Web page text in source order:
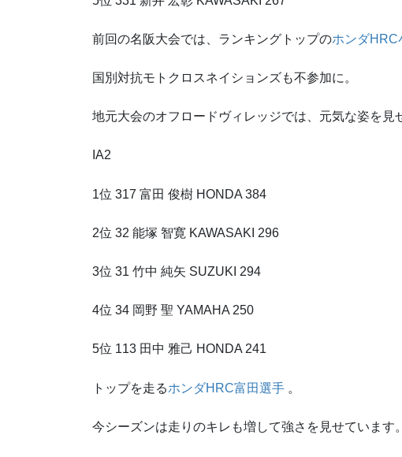
前回の名阪大会では、ランキングトップのホンダHRC
国別対抗モトクロスネイションズも不参加に。
地元大会のオフロードヴィレッジでは、元気な姿を見
IA2
1位 317 富田 俊樹 HONDA 384
2位 32 能塚 智寛 KAWASAKI 296
3位 31 竹中 純矢 SUZUKI 294
4位 34 岡野 聖 YAMAHA 250
5位 113 田中 雅己 HONDA 241
トップを走るホンダHRC富田選手 。
今シーズンは走りのキレも増して強さを見せています。